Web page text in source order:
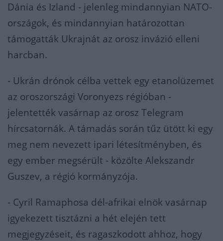
Dánia és Izland - jelenleg mindannyian NATO-
országok, és mindannyian határozottan
támogatták Ukrajnát az orosz invázió elleni
harcban.
- Ukrán drónok célba vettek egy etanolüzemet
az oroszországi Voronyezs régióban -
jelentették vasárnap az orosz Telegram
hírcsatornák. A támadás során tűz ütött ki egy
meg nem nevezett ipari létesítményben, és
egy ember megsérült - közölte Alekszandr
Guszev, a régió kormányzója.
- Cyril Ramaphosa dél-afrikai elnök vasárnap
igyekezett tisztázni a hét elején tett
megjegyzéseit, és ragaszkodott ahhoz, hogy